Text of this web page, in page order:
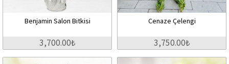
Benjamin Salon Bitkisi
3,700.00₺
Cenaze Çelengi
3,750.00₺